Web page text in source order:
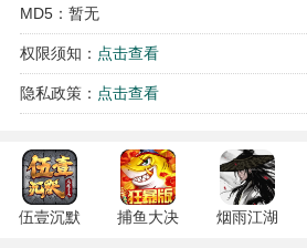
1、这款游戏需要玩家运用自己的智
验玩家的技巧和思考能力。
2、这款游戏还能赚取真实的红包奖
3、这款游戏无需注册即可畅玩，非
4、开局时就能获得好牌，炸弹还可
MD5：暂无
权限须知： 点击查看
隐私政策： 点击查看
伍壹沉默
捕鱼大决
烟雨江湖